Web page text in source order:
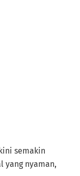
semakin
yang nyaman,